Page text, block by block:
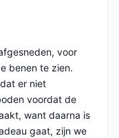
voor
benen te zien.
er niet
voordat de
want daarna is
gaat, zijn we